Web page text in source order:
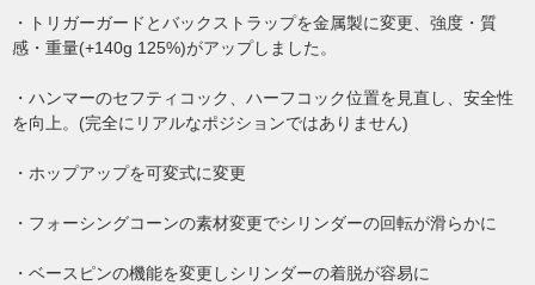
・トリガーガードとバックストラップを金属製に変更、強度・質
感・重量(+140g 125%)がアップしました。
・ハンマーのセフティコック、ハーフコック位置を見直し、安全性
を向上。(完全にリアルなポジションではありません)
・ホップアップを可変式に変更
・フォーシングコーンの素材変更でシリンダーの回転が滑らかに
・ベースピンの機能を変更しシリンダーの着脱が容易に